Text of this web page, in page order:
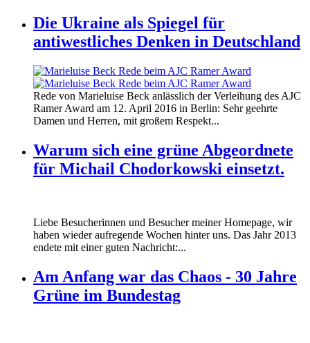
Die Ukraine als Spiegel für
antiwestliches Denken in Deutschland
160412_ramer_award.jpg
160412_ramer_award.jpg
Rede von Marieluise Beck anlässlich der Verleihung des AJC
Ramer Award am 12. April 2016 in Berlin: Sehr geehrte
Damen und Herren, mit großem Respekt...
Warum sich eine grüne Abgeordnete
für Michail Chodorkowski einsetzt.
Liebe Besucherinnen und Besucher meiner Homepage, wir
haben wieder aufregende Wochen hinter uns. Das Jahr 2013
endete mit einer guten Nachricht:...
Am Anfang war das Chaos - 30 Jahre
Grüne im Bundestag